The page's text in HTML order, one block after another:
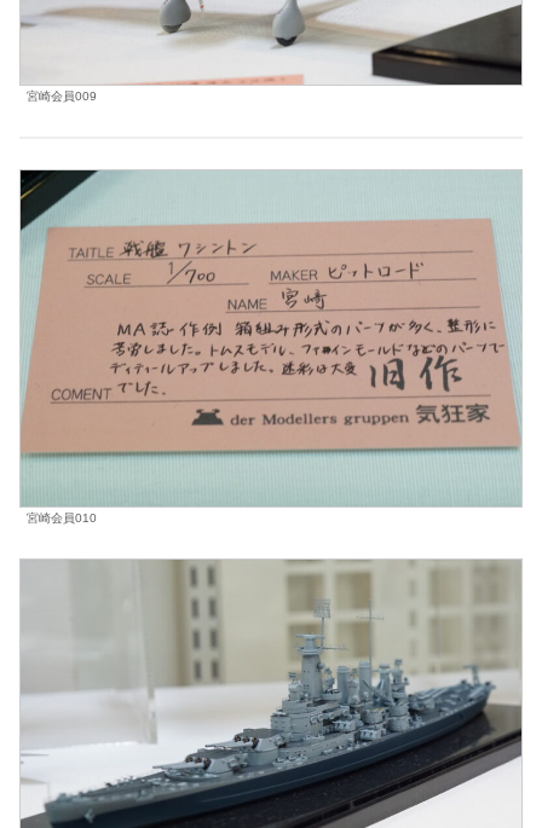
宮崎会員009
宮崎会員010